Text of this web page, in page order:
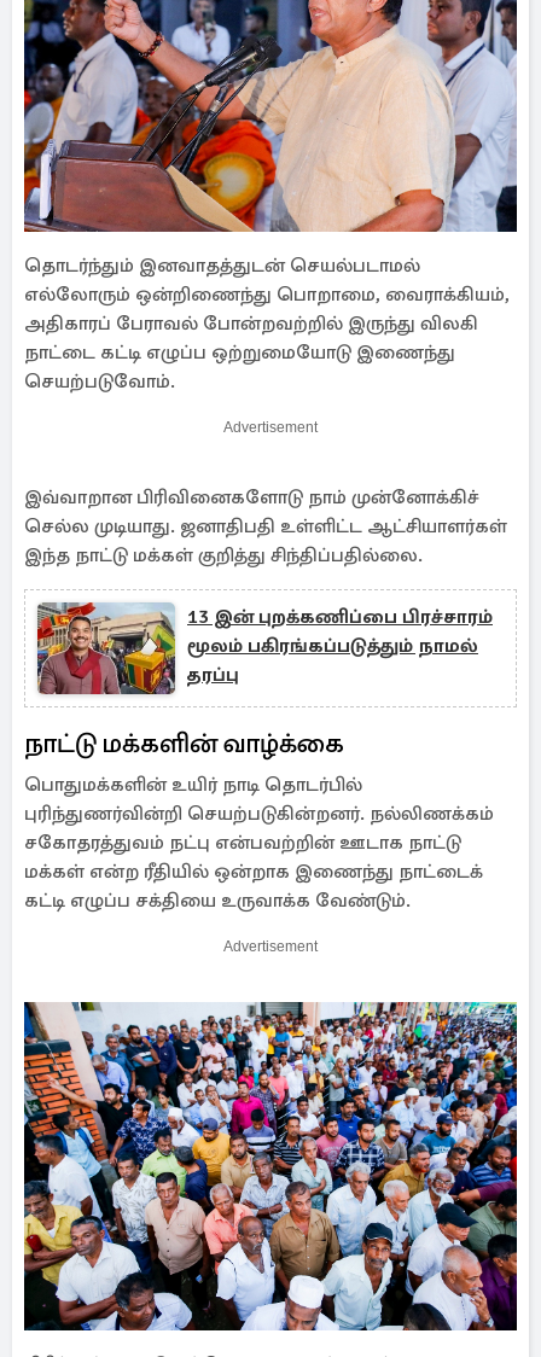
தொடர்ந்தும் இனவாதத்துடன் செயல்படாமல்
எல்லோரும் ஒன்றிணைந்து பொறாமை, வைராக்கியம்,
அதிகாரப் பேராவல் போன்றவற்றில் இருந்து விலகி
நாட்டை கட்டி எழுப்ப ஒற்றுமையோடு இணைந்து
செயற்படுவோம்.
Advertisement
இவ்வாறான பிரிவினைகளோடு நாம் முன்னோக்கிச்
செல்ல முடியாது. ஜனாதிபதி உள்ளிட்ட ஆட்சியாளர்கள்
இந்த நாட்டு மக்கள் குறித்து சிந்திப்பதில்லை.
13 இன் புறக்கணிப்பை பிரச்சாரம்
மூலம் பகிரங்கப்படுத்தும் நாமல்
தரப்பு
நாட்டு மக்களின் வாழ்க்கை
பொதுமக்களின் உயிர் நாடி தொடர்பில்
புரிந்துணர்வின்றி செயற்படுகின்றனர். நல்லிணக்கம்
சகோதரத்துவம் நட்பு என்பவற்றின் ஊடாக நாட்டு
மக்கள் என்ற ரீதியில் ஒன்றாக இணைந்து நாட்டைக்
கட்டி எழுப்ப சக்தியை உருவாக்க வேண்டும்.
Advertisement